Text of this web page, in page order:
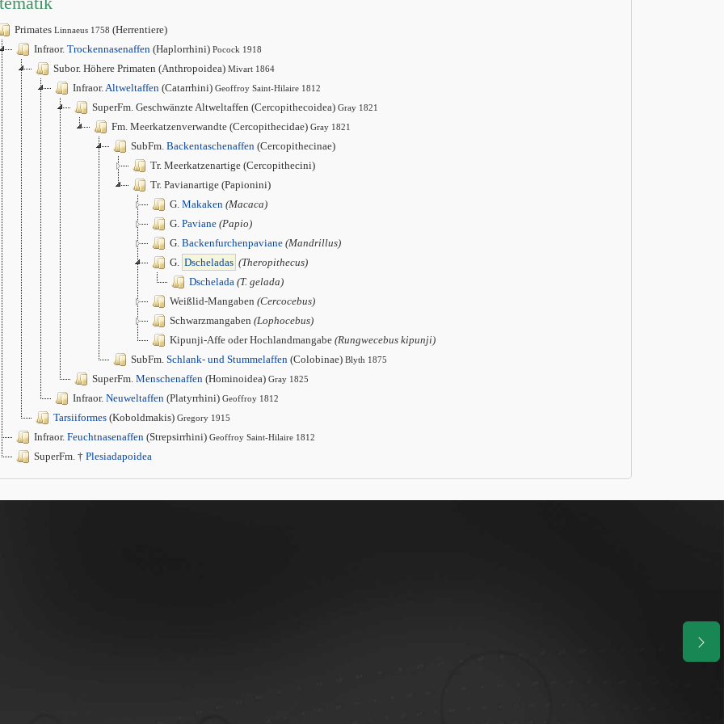
Primates Linnaeus 1758 (Herrentiere)
Infraor. Trockennasenaffen (Haplorrhini) Pocock 1918
Subor. Höhere Primaten (Anthropoidea) Mivart 1864
Infraor. Altweltaffen (Catarrhini) Geoffroy Saint-Hilaire 1812
SuperFm. Geschwänzte Altweltaffen (Cercopithecoidea) Gray 1821
Fm. Meerkatzenverwandte (Cercopithecidae) Gray 1821
SubFm. Backentaschenaffen (Cercopithecinae)
Tr. Meerkatzenartige (Cercopithecini)
Tr. Pavianartige (Papionini)
G. Makaken (Macaca)
G. Paviane (Papio)
G. Backenfurchenpaviane (Mandrillus)
G. Dscheladas (Theropithecus)
Dschelada (T. gelada)
Weißlid-Mangaben (Cercocebus)
Schwarzmangaben (Lophocebus)
Kipunji-Affe oder Hochlandmangabe (Rungwecebus kipunji)
SubFm. Schlank- und Stummelaffen (Colobinae) Blyth 1875
SuperFm. Menschenaffen (Hominoidea) Gray 1825
Infraor. Neuweltaffen (Platyrrhini) Geoffroy 1812
Tarsiiformes (Koboldmakis) Gregory 1915
Infraor. Feuchtnasenaffen (Strepsirrhini) Geoffroy Saint-Hilaire 1812
SuperFm. † Plesiadapoidea